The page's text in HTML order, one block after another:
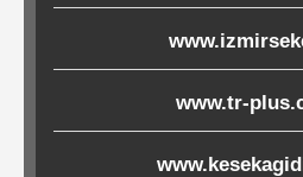
Cam
Ürünlerwww.tr-